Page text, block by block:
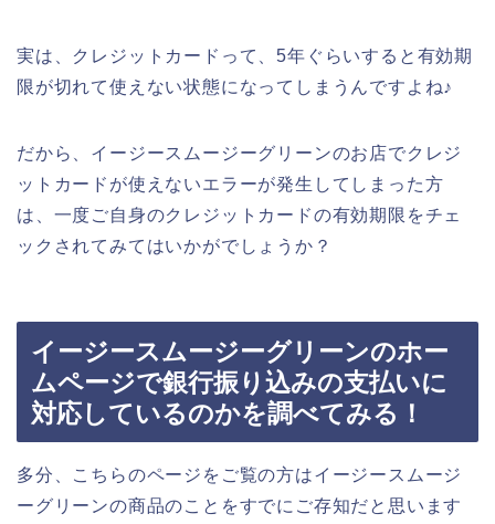
実は、クレジットカードって、5年ぐらいすると有効期
限が切れて使えない状態になってしまうんですよね♪
だから、イージースムージーグリーンのお店でクレジ
ットカードが使えないエラーが発生してしまった方
は、一度ご自身のクレジットカードの有効期限をチェ
ックされてみてはいかがでしょうか？
イージースムージーグリーンのホー
ムページで銀行振り込みの支払いに
対応しているのかを調べてみる！
多分、こちらのページをご覧の方はイージースムージ
ーグリーンの商品のことをすでにご存知だと思います